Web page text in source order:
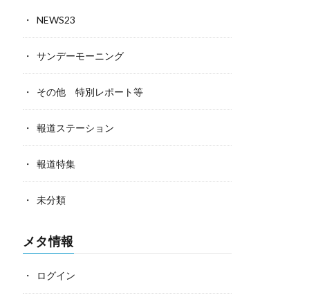
NEWS23
サンデーモーニング
その他 特別レポート等
報道ステーション
報道特集
未分類
メタ情報
ログイン